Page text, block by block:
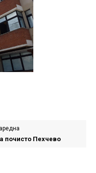
почисто Пехчево